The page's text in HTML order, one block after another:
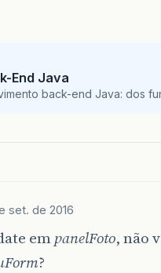
End Java
back-end Java: dos
set. de 2016
empanelFoto, não
?